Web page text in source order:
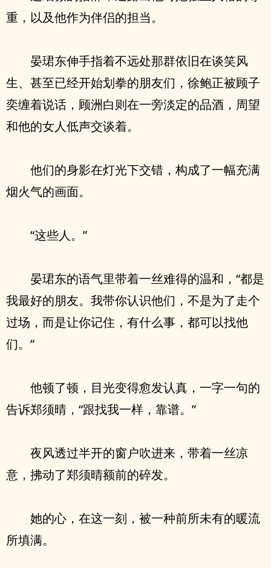
重，以及他作为伴侣的担当。
晏珺东伸手指着不远处那群依旧在谈笑风
生、甚至已经开始划拳的朋友们，徐鲍正被顾子
奕缠着说话，顾洲白则在一旁淡定的品酒，周望
和他的女人低声交谈着。
他们的身影在灯光下交错，构成了一幅充满
烟火气的画面。
“这些人。”
晏珺东的语气里带着一丝难得的温和，“都是
我最好的朋友。我带你认识他们，不是为了走个
过场，而是让你记住，有什么事，都可以找他
们。”
他顿了顿，目光变得愈发认真，一字一句的
告诉郑须晴，“跟找我一样，靠谱。”
夜风透过半开的窗户吹进来，带着一丝凉
意，拂动了郑须晴额前的碎发。
她的心，在这一刻，被一种前所未有的暖流
所填满。